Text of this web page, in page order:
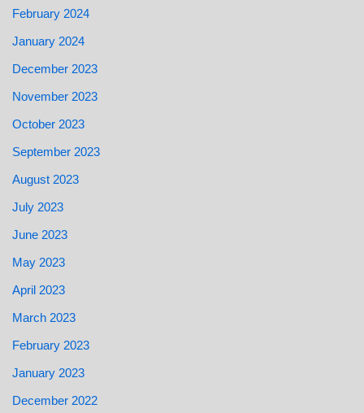
February 2024
January 2024
December 2023
November 2023
October 2023
September 2023
August 2023
July 2023
June 2023
May 2023
April 2023
March 2023
February 2023
January 2023
December 2022